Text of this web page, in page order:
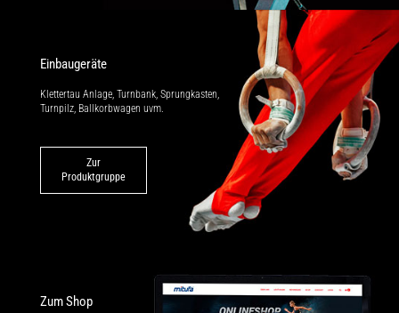
Einbaugeräte
Klettertau Anlage, Turnbank, Sprung­kasten,
Turnpilz, Ballkorbwagen uvm.
Zur
Produktgruppe
Zum Shop